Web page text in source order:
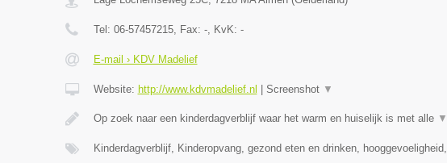
Tel: 06-57457215, Fax: -, KvK: -
E-mail › KDV Madelief
Website: http://www.kdvmadelief.nl Screenshot ▼
Op zoek naar een kinderdagverblijf waar het warm en huiselijk is met alle ▼
Kinderdagverblijf, Kinderopvang, gezond eten en drinken, hooggevoeligheid,